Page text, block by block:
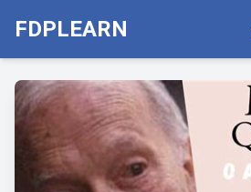
FDPLEARN